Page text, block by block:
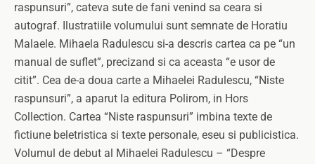
raspunsuri”, cateva sute de fani venind sa ceara si
autograf. Ilustratiile volumului sunt semnate de Horatiu
Malaele. Mihaela Radulescu si-a descris cartea ca pe “un
manual de suflet”, precizand si ca aceasta “e usor de
citit”. Cea de-a doua carte a Mihaelei Radulescu, “Niste
raspunsuri”, a aparut la editura Polirom, in Hors
Collection. Cartea “Niste raspunsuri” imbina texte de
fictiune beletristica si texte personale, eseu si publicistica.
Volumul de debut al Mihaelei Radulescu – “Despre